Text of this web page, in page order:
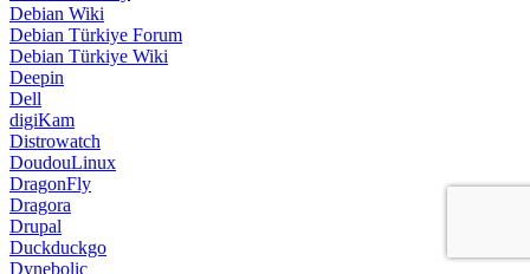
Debian Wiki
Debian Türkiye Forum
Debian Türkiye Wiki
Deepin
Dell
digiKam
Distrowatch
DoudouLinux
DragonFly
Dragora
Drupal
Duckduckgo
Dynebolic